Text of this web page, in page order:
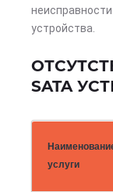
устройства.
SATA
услуги